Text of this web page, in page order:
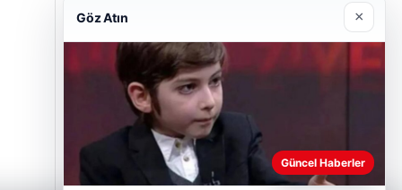
Hastaş Beton
26/05/2026
Göz Atın ×
Güncel Haberler